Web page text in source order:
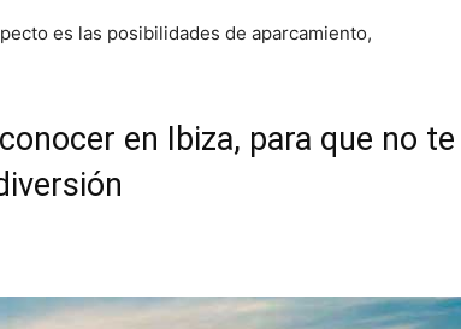
es las posibilidades de aparcamiento,
en Ibiza, para que no te